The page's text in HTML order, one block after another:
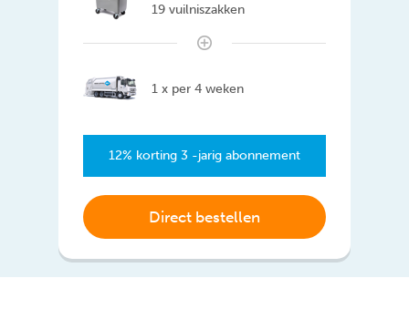
19 vuilniszakken
1 x per 4 weken
12% korting 3 -jarig abonnement
Direct bestellen